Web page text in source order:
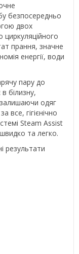
безпосередньо
двох
прання, значне
енергії, води
пару до
білизну,
одяг
все, гігієнічно
Steam Assist
та легко.
результати